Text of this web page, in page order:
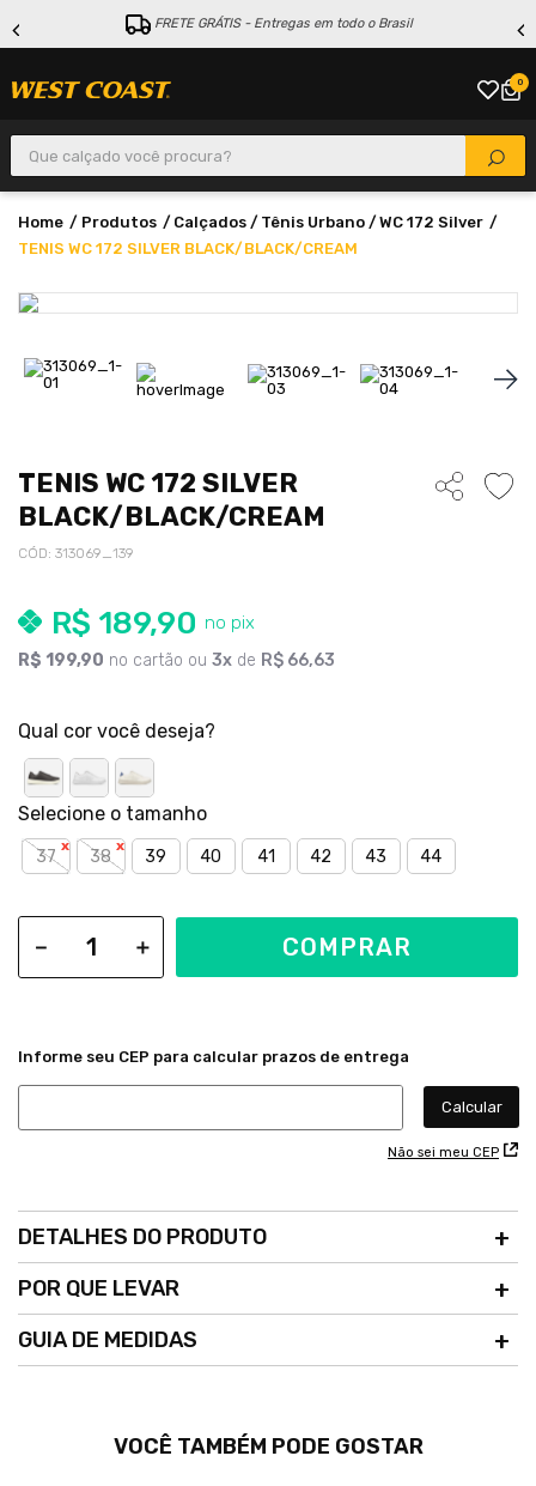
FRETE GRÁTIS - Entregas em todo o Brasil
0
Que calçado você procura?
Produtos Calçados Tênis Urbano
WC 172 Silver
TENIS WC 172 SILVER BLACK/BLACK/CREAM
TENIS WC 172 SILVER
BLACK/BLACK/CREAM
CÓD: 313069_139
R$ 189,90
R$ 199,90 no cartão ou 3 de R$ 66,63
Qual cor você deseja?
37 38 39 40 41 42 43 44
＋
－ COMPRAR
Não sei meu CEP
DETALHES DO PRODUTO
POR QUE LEVAR
GUIA DE MEDIDAS
VOCÊ TAMBÉM PODE GOSTAR